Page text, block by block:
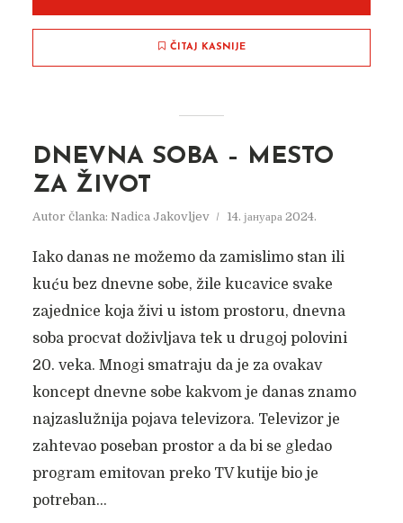
ČITAJ KASNIJE
DNEVNA SOBA – MESTO
ZA ŽIVOT
Autor članka: Nadica Jakovljev 14. јануара 2024.
Iako danas ne možemo da zamislimo stan ili
kuću bez dnevne sobe, žile kucavice svake
zajednice koja živi u istom prostoru, dnevna
soba procvat doživljava tek u drugoj polovini
20. veka. Mnogi smatraju da je za ovakav
koncept dnevne sobe kakvom je danas znamo
najzaslužnija pojava televizora. Televizor je
zahtevao poseban prostor a da bi se gledao
program emitovan preko TV kutije bio je
potreban...